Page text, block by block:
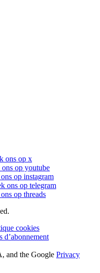
ons op x
op youtube
op instagram
ons op telegram
op threads
cookies
d’abonnement
and the Google Privacy